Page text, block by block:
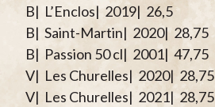
B| L’Enclos| 2019| 26,5
B| Saint-Martin| 2020| 28,75
B| Passion 50 cl| 2001| 47,75
V| Les Churelles| 2020| 28,75
V| Les Churelles| 2021| 28,75